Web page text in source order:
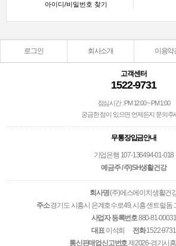
아이디/비밀번호 찾기
로그인 회사소개 이용약
고객센터
1522-9731
점심시간 : PM 12:00 ~ PM 1:00
궁금한 점이 있으면 언제든지 문의주
무통장입금안내
기업은행 107-136494-01-018
예금주 / 주)SH생활건강
회사명(주)에스에이치생활건
주소경기도 시흥시 은계호수로49, 시흥 센트럴돔
사업자 등록번호880-81-00031
대표이석희 전화1522-9731
통신판매업신고번호제2026-경기시